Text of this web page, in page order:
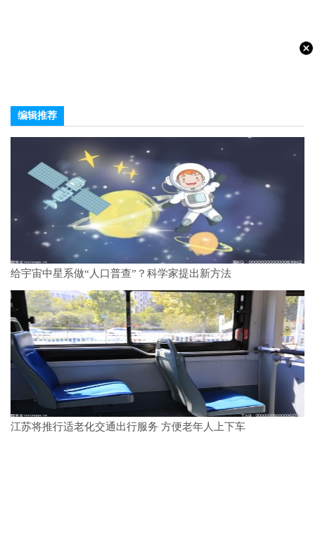
编辑推荐
给宇宙中星系做“人口普查”？科学家提出新方法
江苏将推行适老化交通出行服务 方便老年人上下车